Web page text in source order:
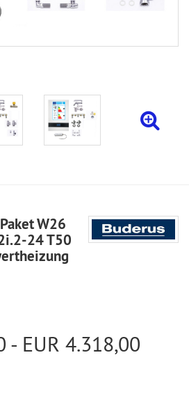
W26
24 T50
- EUR 4.318,00